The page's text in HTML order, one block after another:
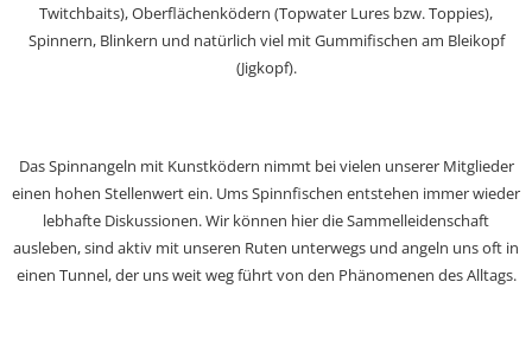
Twitchbaits), Oberflächenködern (Topwater Lures bzw. Toppies),
Spinnern, Blinkern und natürlich viel mit Gummifischen am Bleikopf
(Jigkopf).
Das Spinnangeln mit Kunstködern nimmt bei vielen unserer Mitglieder
einen hohen Stellenwert ein. Ums Spinnfischen entstehen immer wieder
lebhafte Diskussionen. Wir können hier die Sammelleidenschaft
ausleben, sind aktiv mit unseren Ruten unterwegs und angeln uns oft in
einen Tunnel, der uns weit weg führt von den Phänomenen des Alltags.